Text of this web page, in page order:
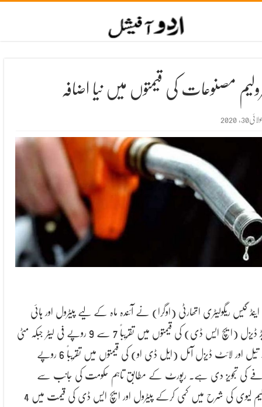
مصنوعات کی قیمتوں میں نیا اضافہ
2020
گیس ریگولیٹری اتھارٹی (اوگرا) نے آئندہ ماہ کے لیے پیٹرول اور ہائی
اسپیڈ ڈیزل (ایچ ایس ڈی) کی قیمتوں میں تقریباً 7 سے 9 روپے فی لیٹر جبکہ مٹی
کے تیل اور لائٹ ڈیزل آئل (ایل ڈی او) کی قیمتوں میں تقریباً 6 روپے
کی تجویز دی ہے۔ رپورٹ کے مطابق تاہم حکومت کی جانب سے
پیٹرولیم لیوی کی شرح میں کمی کرکے پیٹرول اور ایچ ایس ڈی کی قیمت میں 4